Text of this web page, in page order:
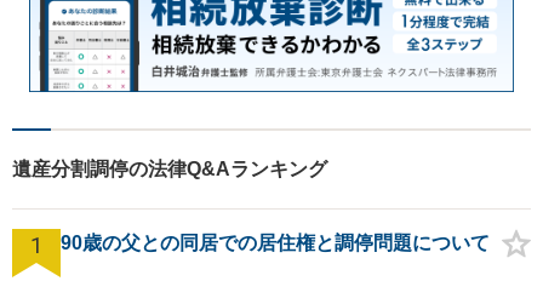
遺産分割調停の法律Q&Aランキング
1 90歳の父との同居での居住権と調停問題について